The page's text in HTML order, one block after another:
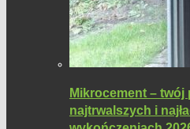
Mikrocement – twój
najtrwalszych i